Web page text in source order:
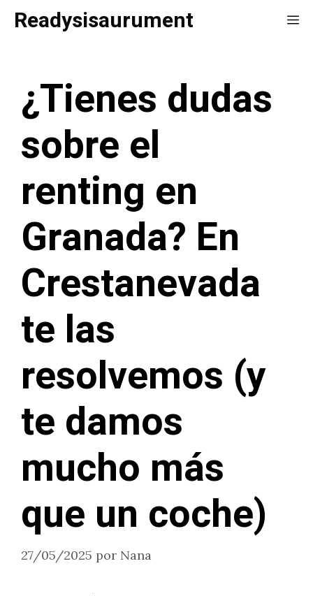
SaltarReadysisaurument
¿Tienes dudas
sobre el
renting en
Granada? En
Crestanevada
te las
resolvemos (y
te damos
mucho más
que un coche)
27/05/2025 por Nana